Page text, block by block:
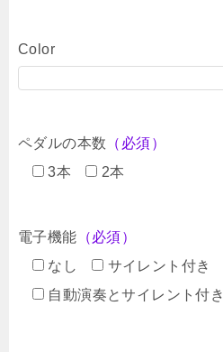
Color
ペダルの本数 （必須）
3本
2本
電子機能 （必須）
なし
サイレント付き
自動演奏とサイレント付き